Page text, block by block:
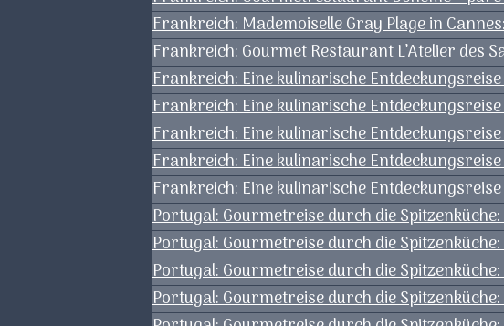
Frankreich: Mademoiselle Gray Plage in
Frankreich: Gourmet Restaurant L’Atelier des
Frankreich: Eine kulinarische
Frankreich: Eine kulinarische
Frankreich: Eine kulinarische
Frankreich: Eine kulinarische
Frankreich: Eine kulinarische
Portugal: Gourmetreise durch die
Portugal: Gourmetreise durch die
Portugal: Gourmetreise durch die
Portugal: Gourmetreise durch die